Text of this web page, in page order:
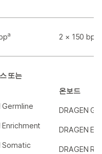
a 2 × 150 bp
또는
Germline
Enrichment
Somatic
온보드
DRAGEN
DRAGEN
DRAGEN